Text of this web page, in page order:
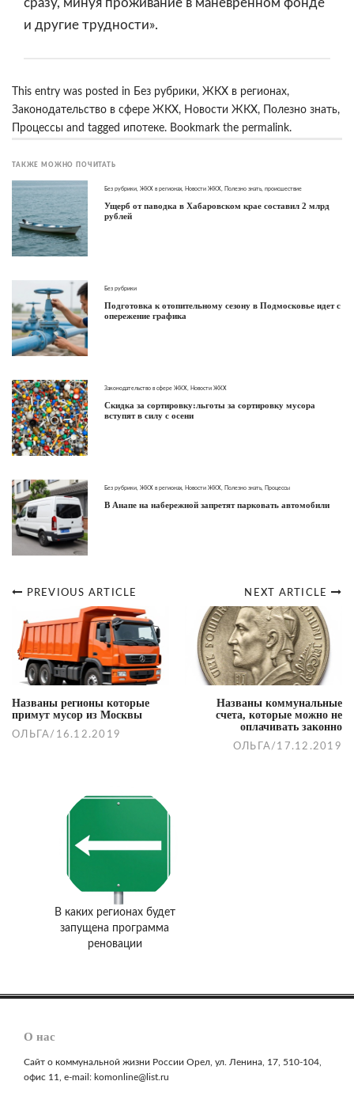
сразу, минуя проживание в маневренном фонде
и другие трудности».
This entry was posted in Без рубрики, ЖКХ в регионах,
Законодательство в сфере ЖКХ, Новости ЖКХ, Полезно знать,
Процессы and tagged ипотеке. Bookmark the permalink.
ТАКЖЕ МОЖНО ПОЧИТАТЬ
Без рубрики ЖКХ в регионах Новости ЖКХ Полезно знать, происшествие
Ущерб от паводка в Хабаровском крае составил 2 млрд
рублей
Без рубрики
Подготовка к отопительному сезону в Подмосковье идет с
опережение графика
Законодательство в сфере ЖКХ Новости ЖКХ
Скидка за сортировку:льготы за сортировку мусора
вступят в силу с осени
Без рубрики ЖКХ в регионах Новости ЖКХ Полезно знать, Процессы
В Анапе на набережной запретят парковать автомобили
Post
navigation
NEXT ARTICLE
Названы коммунальные
счета, которые можно не
оплачивать законно
ОЛЬГА / 17.12.2019
PREVIOUS ARTICLE
Названы регионы которые
примут мусор из Москвы
ОЛЬГА / 16.12.2019
В каких регионах будет
запущена программа
реновации
О нас
Сайт о коммунальной жизни России Орел, ул. Ленина, 17, 510-104,
офис 11, e-mail: komonline@list.ru